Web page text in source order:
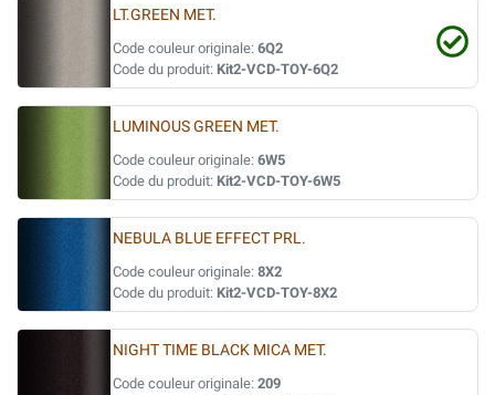
LT.GREEN MET.
Code couleur originale: 6Q2
Code du produit: Kit2-VCD-TOY-6Q2
LUMINOUS GREEN MET.
Code couleur originale: 6W5
Code du produit: Kit2-VCD-TOY-6W5
NEBULA BLUE EFFECT PRL.
Code couleur originale: 8X2
Code du produit: Kit2-VCD-TOY-8X2
NIGHT TIME BLACK MICA MET.
Code couleur originale: 209